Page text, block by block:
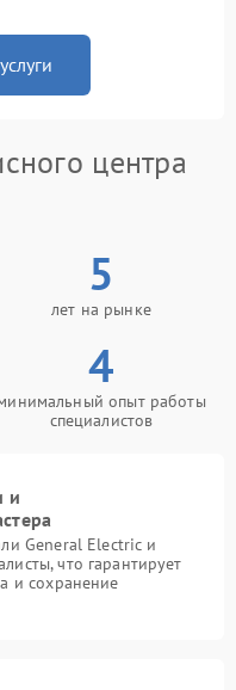
центра
5
лет на рынке
4
опыт работы
специалистов
и
General Electric и
что гарантирует
и сохранение